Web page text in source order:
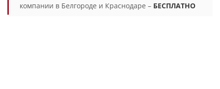
компании в Белгороде и Краснодаре – БЕСПЛАТНО